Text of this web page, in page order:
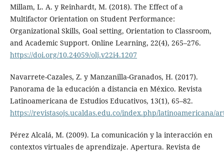
Millam, L. A. y Reinhardt, M. (2018). The Effect of a
Multifactor Orientation on Student Performance:
Organizational Skills, Goal setting, Orientation to Classroom,
and Academic Support. Online Learning, 22(4), 265–276.
https://doi.org/10.24059/olj.v22i4.1207
Navarrete-Cazales, Z. y Manzanilla-Granados, H. (2017).
Panorama de la educación a distancia en México. Revista
Latinoamericana de Estudios Educativos, 13(1), 65–82.
https://revistasojs.ucaldas.edu.co/index.php/latinoamericana/
Pérez Alcalá, M. (2009). La comunicación y la interacción en
contextos virtuales de aprendizaje. Apertura. Revista de